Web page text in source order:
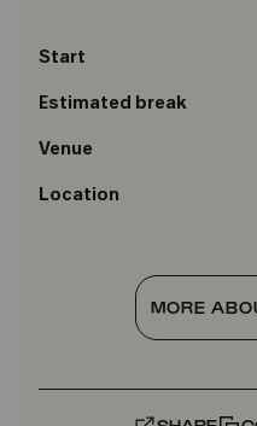
Start
Estimated break
Venue
Location
MORE